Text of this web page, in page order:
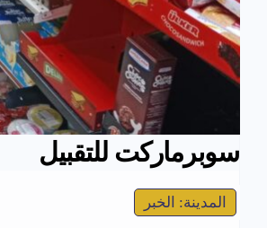
سوبرماركت للتقبيل
المدينة: الخبر